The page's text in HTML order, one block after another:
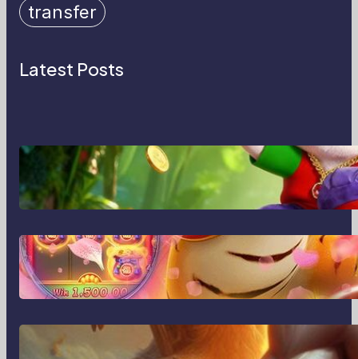
transfer
Latest Posts
MajalahPotretIndonesia:
Menghidupkan Cerita Lewat Lensa
dan Perspektif Baru di Era Digital
MajalahPotretIndonesia dan Cara
Baru Merekam Cerita dari Sudut
Kehidupan Sehari-hari
Transformasi Media Visual di Era